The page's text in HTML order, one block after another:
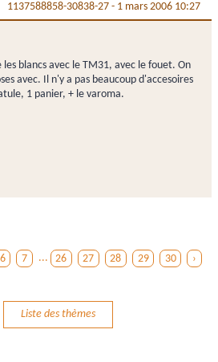
1137588858-30838-27 - 1 mars 2006 10:27
blancs avec le TM31, avec le fouet. On
avec. Il n'y a pas beaucoup d'accesoires
1 panier, + le varoma.
6 7 ... 26 27 28 29 30 ›
Liste des thèmes